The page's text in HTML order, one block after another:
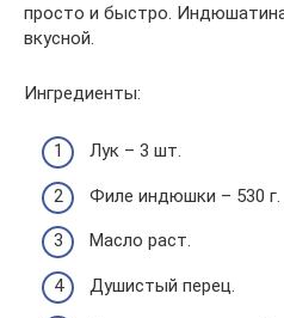
просто и быстро.
вкусной.
Ингредиенты:
Лук – 3 шт.
Филе индюшки – 530 г.
Масло раст.
Душистый перец.